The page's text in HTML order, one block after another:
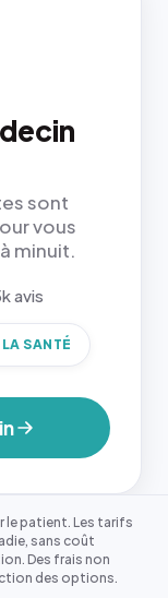
sont
vous
minuit.
avis
SANTÉ
le patient. Les tarifs
sans coût
Des frais non
des options.